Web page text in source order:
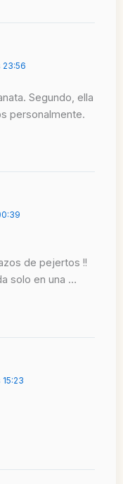
23:56
Segundo, ella
personalmente.
de pejertos !!
solo en una …